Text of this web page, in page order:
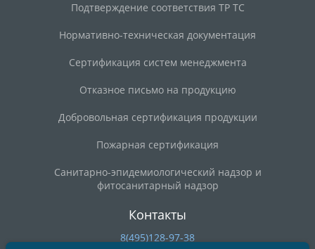
Подтверждение соответствия ТР ТС
Нормативно-техническая документация
Сертификация систем менеджмента
Отказное письмо на продукцию
Добровольная сертификация продукции
Пожарная сертификация
Санитарно-эпидемиологический надзор и
фитосанитарный надзор
Контакты
8(495)128-97-38